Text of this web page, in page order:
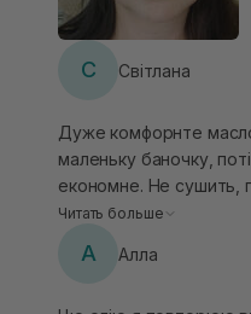
С Світлана
Дуже комфорнте
маленьку баночку, потім
економне. Не сушить,
косметику. Моїй
маленький об‘єм.
Читать больше
А Алла